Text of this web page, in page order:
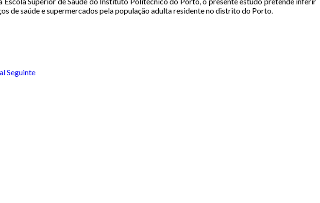
de saúde e supermercados pela população adulta residente no distrito do Porto.
Seguinte